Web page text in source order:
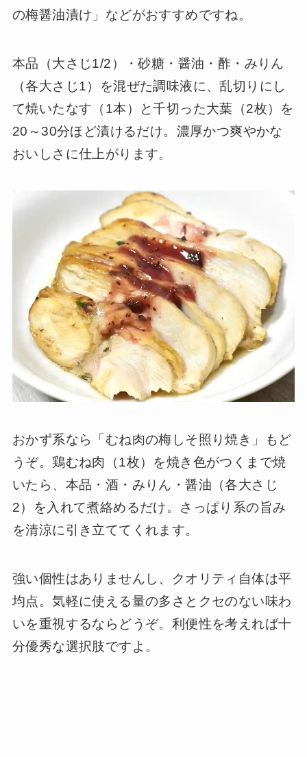
の梅醤油漬け」などがおすすめですね。
本品（大さじ1/2）・砂糖・醤油・酢・みりん
（各大さじ1）を混ぜた調味液に、乱切りにし
て焼いたなす（1本）と千切った大葉（2枚）を
20～30分ほど漬けるだけ。濃厚かつ爽やかな
おいしさに仕上がります。
おかず系なら「むね肉の梅しそ照り焼き」もど
うぞ。鶏むね肉（1枚）を焼き色がつくまで焼
いたら、本品・酒・みりん・醤油（各大さじ
2）を入れて煮絡めるだけ。さっぱり系の旨み
を清涼に引き立ててくれます。
強い個性はありませんし、クオリティ自体は平
均点。気軽に使える量の多さとクセのない味わ
いを重視するならどうぞ。利便性を考えれば十
分優秀な選択肢ですよ。